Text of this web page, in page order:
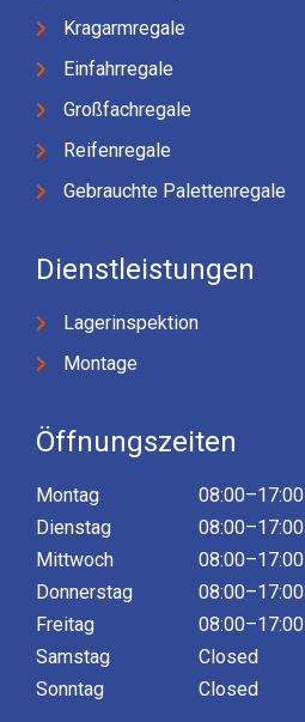
Kragarmregale
Einfahrregale
Großfachregale
Reifenregale
Gebrauchte Palettenregale
Dienstleistungen
Lagerinspektion
Montage
Öffnungszeiten
Montag
Dienstag
Mittwoch
Donnerstag
Freitag
Samstag
Sonntag
08:00–17:00
08:00–17:00
08:00–17:00
08:00–17:00
08:00–17:00
Closed
Closed